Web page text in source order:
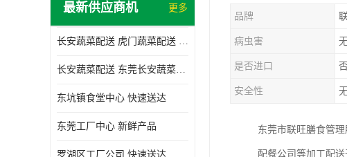
最新供应商机 更多
长安蔬菜配送 虎门蔬菜配送 厚街蔬菜配送 大朗蔬菜配送
长安蔬菜配送 东莞长安蔬菜配送哪家好
东坑镇食堂中心 快速送达
东莞工厂中心 新鲜产品
罗湖区工厂公司 快速送达
品牌
病虫害
是否进口 否
安全性
东莞市联旺膳食管
配餐公司等加工配